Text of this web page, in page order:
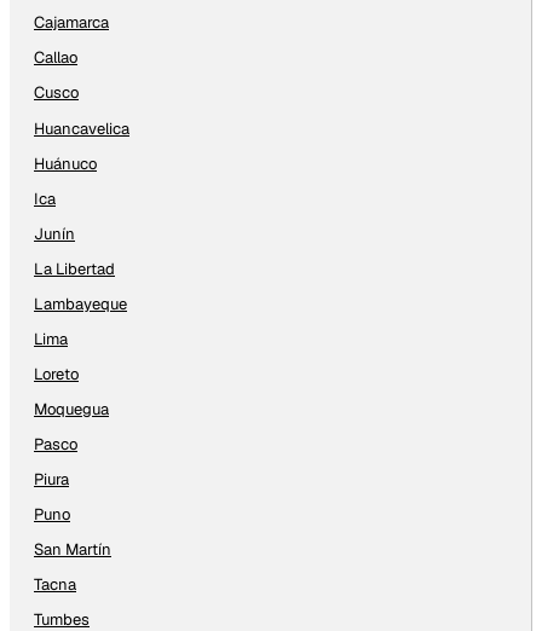
Cajamarca
Callao
Cusco
Huancavelica
Huánuco
Ica
Junín
La Libertad
Lambayeque
Lima
Loreto
Moquegua
Pasco
Piura
Puno
San Martín
Tacna
Tumbes